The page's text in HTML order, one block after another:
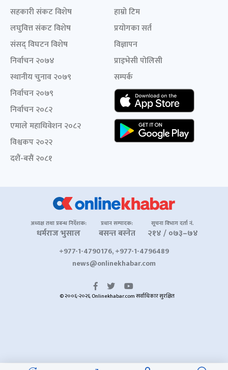
सहकारी संकट विशेष
लघुवित्त संकट विशेष
संसद् विघटन विशेष
निर्वाचन २०७४
स्थानीय चुनाव २०७९
निर्वाचन २०७९
निर्वाचन २०८२
एमाले महाधिवेशन २०८२
विश्वकप २०२२
दशैं-बसैं २०८१
हाम्रो टिम
प्रयोगका सर्त
विज्ञापन
प्राइभेसी पोलिसी
सम्पर्क
अध्यक्ष तथा प्रबन्ध निर्देशक:
धर्मराज भुसाल
प्रधान सम्पादक:
बसन्त बस्नेत
सूचना विभाग दर्ता नं.
२१४ / ०७३–७४
+977-1-4790176, +977-1-4796489
news@onlinekhabar.com
© २००६-२०२६ Onlinekhabar.com सर्वाधिकार सुरक्षित